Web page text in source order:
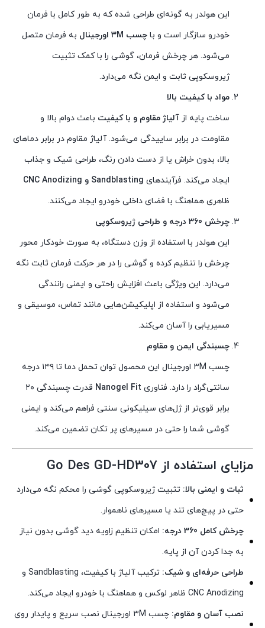
این هولدر به گونه‌ای طراحی شده که به طور کامل با فرمان
خودرو سازگار است و با چسب ۳M اورجینال
به فرمان متصل
می‌شود. هر چرخش فرمان، گوشی را با کمک تثبیت
ژیروسکوپی ثابت و ایمن نگه می‌دارد.
مواد با کیفیت بالا
ساخت پایه از آلیاژ مقاوم و با کیفیت باعث دوام بالا و
مقاومت در برابر ساییدگی می‌شود. آلیاژ مقاوم در برابر دماهای
بالا، بدون خراش یا از دست دادن رنگ، طراحی شیک و جذاب
ایجاد می‌کند. فرآیندهای Sandblasting و CNC Anodizing
ظاهری هماهنگ با فضای داخلی خودرو ایجاد می‌کنند.
چرخش 360 درجه و طراحی ژیروسکوپی
این هولدر با استفاده از وزن دستگاه، به صورت خودکار محور
چرخش را تنظیم کرده و گوشی را در هر حرکت فرمان ثابت نگه
می‌دارد. این ویژگی باعث افزایش راحتی و ایمنی رانندگی
می‌شود و استفاده از اپلیکیشن‌هایی مانند تماس، موسیقی و
مسیریابی را آسان می‌کند.
چسبندگی ایمن و مقاوم
چسب ۳M اورجینال این محصول توان تحمل دما تا ۱۴۹ درجه
سانتی‌گراد را دارد. فناوری Nanogel Fit
قدرت چسبندگی ۲۰
برابر قوی‌تر از ژل‌های سیلیکونی سنتی فراهم می‌کند و ایمنی
گوشی شما را حتی در مسیرهای پر تکان تضمین می‌کند.
مزایای استفاده از Go Des GD-HD307
ثبات و ایمنی بالا: تثبیت ژیروسکوپی گوشی را محکم نگه می‌دارد
حتی در پیچ‌های تند یا مسیرهای ناهموار.
چرخش کامل 360 درجه:
امکان تنظیم زاویه دید گوشی بدون نیاز
به جدا کردن آن از پایه.
طراحی حرفه‌ای و شیک:
ترکیب آلیاژ با کیفیت، Sandblasting و
CNC Anodizing ظاهر لوکس و هماهنگ با خودرو ایجاد می‌کند.
نصب آسان و مقاوم:
چسب ۳M اورجینال نصب سریع و پایدار روی